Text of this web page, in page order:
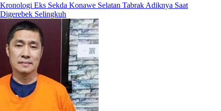
Kronologi Eks Sekda Konawe Selatan Tabrak Adiknya Saat
Digerebek Selingkuh